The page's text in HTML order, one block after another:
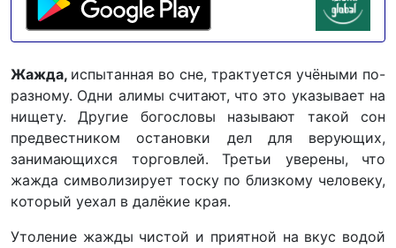
Жажда, испытанная во сне, трактуется учёными по-
разному. Одни алимы считают, что это указывает на
нищету. Другие богословы называют такой сон
предвестником остановки дел для верующих,
занимающихся торговлей. Третьи уверены, что
жажда символизирует тоску по близкому человеку,
который уехал в далёкие края.
Утоление жажды чистой и приятной на вкус водой